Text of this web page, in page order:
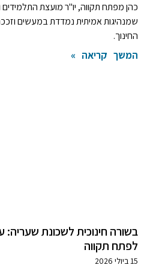
כהן מפתח תקווה, יו"ר מועצת
שמנהיגות אמיתית נמדדת במעשים
החינוך.
המשך קריאה »
בשורה חינוכית לשכונת
לפתח תקווה
15 ביולי 2026